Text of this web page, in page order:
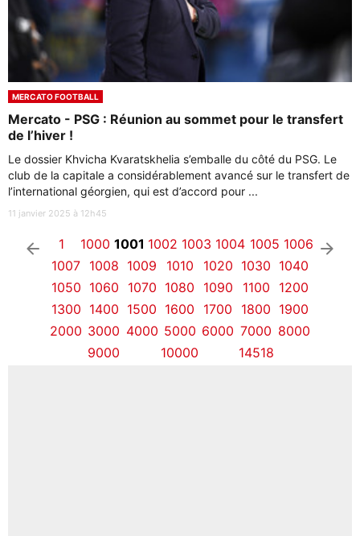
MERCATO FOOTBALL
Mercato - PSG : Réunion au sommet pour le transfert
de l’hiver !
Le dossier Khvicha Kvaratskhelia s’emballe du côté du PSG. Le
club de la capitale a considérablement avancé sur le transfert de
l’international géorgien, qui est d’accord pour ...
11 janvier 2025 à 12h45
arrow_left 1 1000 1001 1002 1003 1004 1005 1006
1007 1008 1009 1010 1020 1030 1040
1050 1060 1070 1080 1090 1100
1200
1300 1400 1500 1600 1700 1800 1900
2000 3000 4000 5000 6000 7000 8000
9000
10000 14518
arrow_right